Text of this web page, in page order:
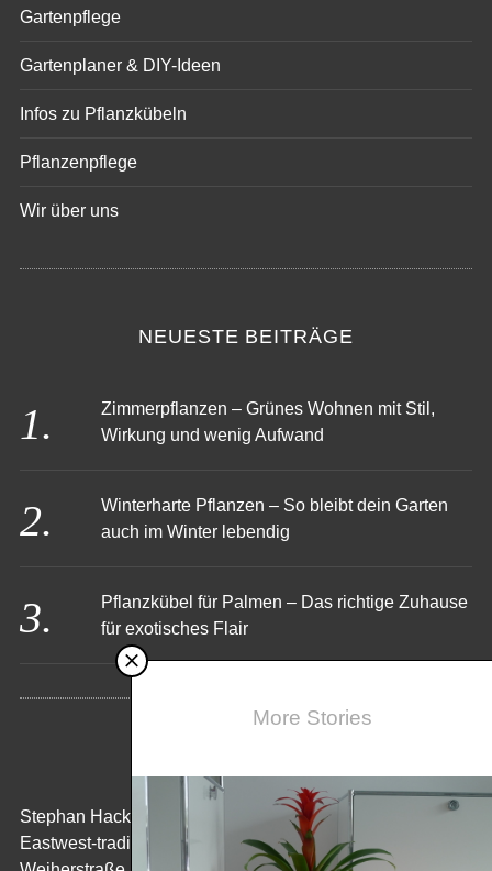
Zimmerpflanzen – Grünes Wohnen mit Stil,
Winterharte Pflanzen – So bleibt dein Garten
Pflanzkübel für Palmen – Das richtige Zuhause
für exotisches Flair
KONTAKT
Stephan Hack
Eastwest-trading GmbH